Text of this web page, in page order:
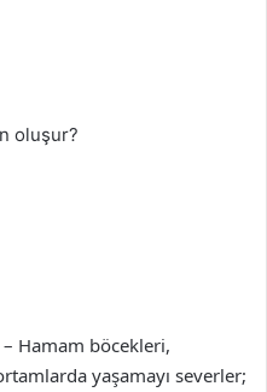
oluşur?
Hamam böcekleri,
yaşamayı severler;